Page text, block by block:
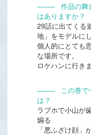
―――作品の舞
はありますか？
29話に出てくる
地」をモデルに
個人的にとても
な場所です。
ロケハンに行き
―――この巻で
は？
ラブホで小山が
煽る
「悪ふざけ顔」